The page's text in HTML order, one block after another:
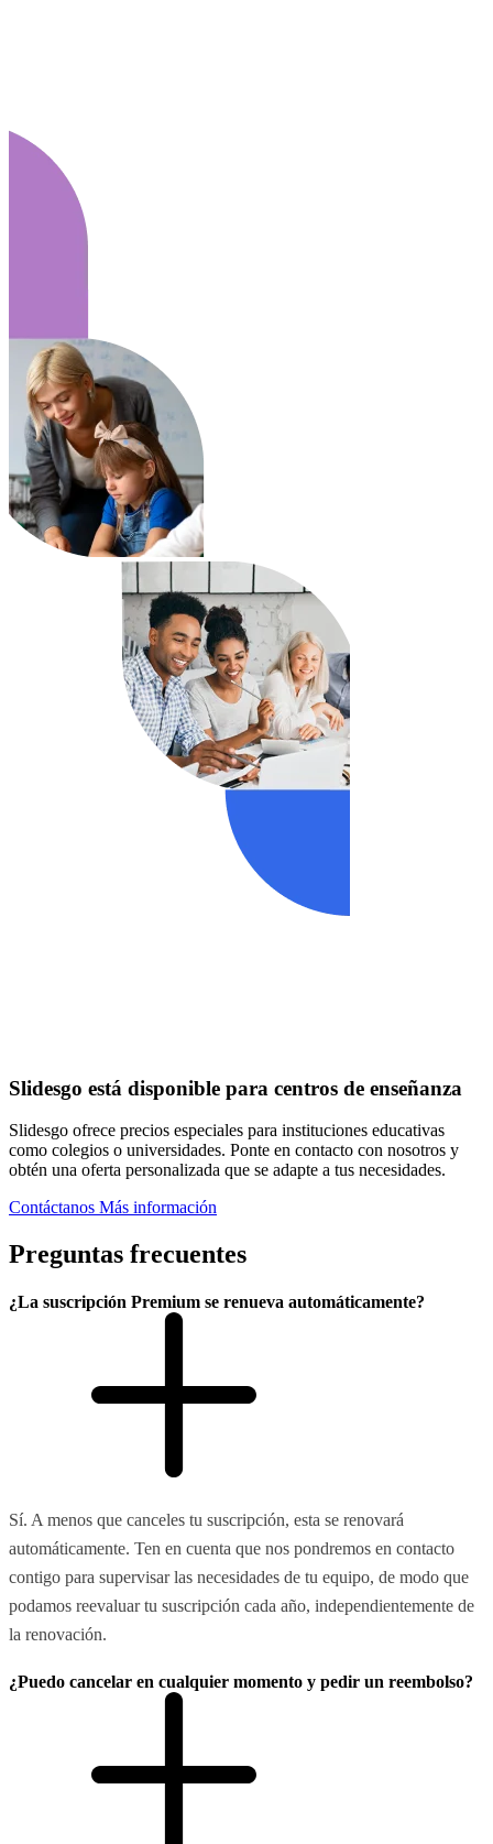
Slidesgo está disponible para centros de enseñanza
Slidesgo ofrece precios especiales para instituciones educativas
como colegios o universidades. Ponte en contacto con nosotros y
obtén una oferta personalizada que se adapte a tus necesidades.
Contáctanos Más información
Preguntas frecuentes
¿La suscripción Premium se renueva automáticamente?
Sí. A menos que canceles tu suscripción, esta se renovará
automáticamente. Ten en cuenta que nos pondremos en contacto
contigo para supervisar las necesidades de tu equipo, de modo que
podamos reevaluar tu suscripción cada año, independientemente de
la renovación.
¿Puedo cancelar en cualquier momento y pedir un reembolso?